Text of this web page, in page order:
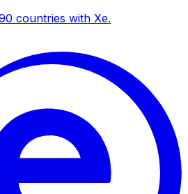
countries with Xe.